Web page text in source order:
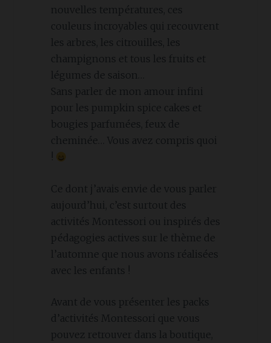
nouvelles températures, ces
couleurs incroyables qui recouvrent
les arbres, les citrouilles, les
champignons et tous les fruits et
légumes de saison…
Sans parler de mon amour infini
pour les pumpkin spice cakes et
bougies parfumées, feux de
cheminée… Vous avez compris quoi
!
Ce dont j’avais envie de vous parler
aujourd’hui, c’est surtout des
activités Montessori ou inspirés des
pédagogies actives sur le thème de
l’automne que nous avons réalisées
avec les enfants !
Avant de vous présenter les packs
d’activités Montessori que vous
pouvez retrouver dans la boutique,